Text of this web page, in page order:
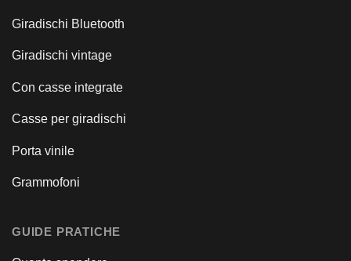
Giradischi Bluetooth
Giradischi vintage
Con casse integrate
Casse per giradischi
Porta vinile
Grammofoni
GUIDE PRATICHE